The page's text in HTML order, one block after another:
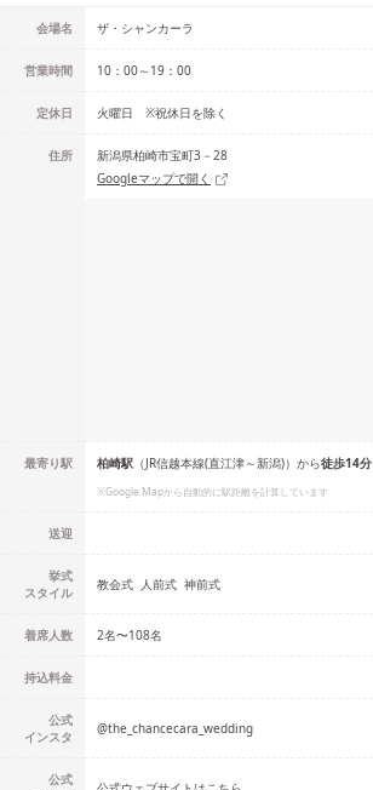
会場名 ザ・シャンカーラ
営業時間 10：00～19：00
定休日 火曜日 ※祝休日を除く
住所
新潟県柏崎市宝町3－28
Googleマップで開く
最寄り駅 柏崎駅 （JR信越本線(直江津～新潟)） から徒歩14分
※Google Mapから自動的に駅距離を計算しています
送迎
挙式
スタイル
教会式 人前式 神前式
着席人数 2名〜108名
持込料金
公式
インスタ
@the_chancecara_wedding
公式